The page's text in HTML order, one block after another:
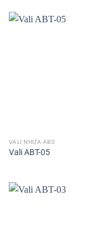
VALI NHỰA ABS
Vali ABT-05